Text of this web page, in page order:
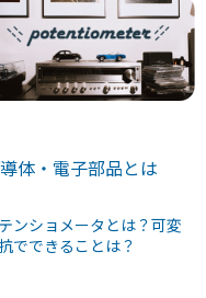
体・電子部品とは
ンショメータとは？可変
でできることは？